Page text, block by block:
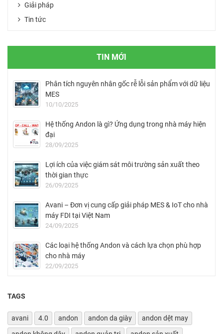
Giải pháp
Tin tức
TIN MỚI
Phân tích nguyên nhân gốc rễ lỗi sản phẩm với dữ liệu
MES
10/10/2025
Hệ thống Andon là gì? Ứng dụng trong nhà máy hiện
đại
28/09/2025
Lợi ích của việc giám sát môi trường sản xuất theo
thời gian thực
26/09/2025
Avani – Đơn vị cung cấp giải pháp MES & IoT cho nhà
máy FDI tại Việt Nam
24/09/2025
Các loại hệ thống Andon và cách lựa chọn phù hợp
cho nhà máy
22/09/2025
TAGS
avani 4.0 andon andon da giày
andon dệt may